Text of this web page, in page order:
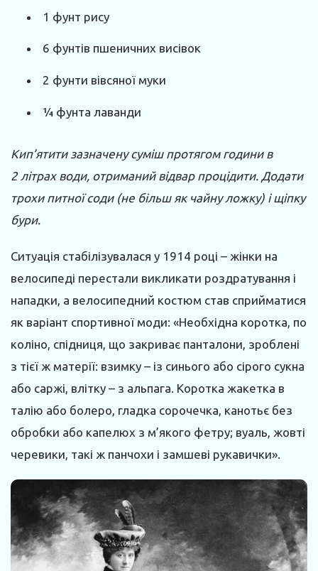
1 фунт рису
6 фунтів пшеничних висівок
2 фунти вівсяної муки
¼ фунта лаванди
Кип’ятити зазначену суміш протягом години в
2 літрах води, отриманий відвар процідити. Додати
трохи питної соди (не більш як чайну ложку) і щіпку
бури.
Ситуація стабілізувалася у 1914 ро­ці – жінки на
велосипеді перестали викликати роздратування і
нападки, а велосипедний костюм став сприйматися
як варіант спортивної моди: «Необхідна коротка, по
коліно, спідниця, що закриває панталони, зроблені
з тієї ж матерії: взимку – із синього або сірого сукна
або саржі, влітку – з альпага. Коротка жакетка в
талію або болеро, гладка сорочечка, канотьє без
обробки або капелюх з м’якого фетру; вуаль, жовті
черевики, такі ж панчохи і замшеві рукавички».